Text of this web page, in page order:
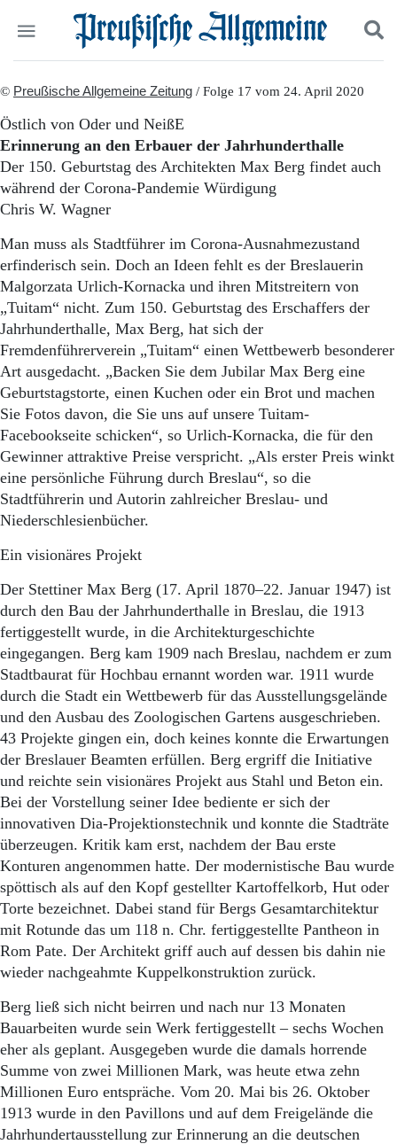
Start
Wer wir sind
Aktuelle Ausgabe
Abonnenten-Login
Abonnent werden
Abo Prämien
Archiv
Mediadaten
Politik
Wirtschaft
Panorama
Gesellschaft
Leben
Pommern
Berlin-Brandenburg
Schlesien
Danzig und Westpreußen
Bücher
Suchen und finden
© Preußische Allgemeine Zeitung / Folge 17 vom 24. April 2020
Östlich von Oder und NeißE
Erinnerung an den Erbauer der Jahrhunderthalle
Der 150. Geburtstag des Architekten Max Berg findet auch
während der Corona-Pandemie Würdigung
Chris W. Wagner
Man muss als Stadtführer im Corona-Ausnahmezustand
erfinderisch sein. Doch an Ideen fehlt es der Breslauerin
Malgorzata Urlich-Kornacka und ihren Mitstreitern von
„Tuitam“ nicht. Zum 150. Geburtstag des Erschaffers der
Jahrhunderthalle, Max Berg, hat sich der
Fremdenführerverein „Tuitam“ einen Wettbewerb besonderer
Art ausgedacht. „Backen Sie dem Jubilar Max Berg eine
Geburtstagstorte, einen Kuchen oder ein Brot und machen
Sie Fotos davon, die Sie uns auf unsere Tuitam-
Facebookseite schicken“, so Urlich-Kornacka, die für den
Gewinner attraktive Preise verspricht. „Als erster Preis winkt
eine persönliche Führung durch Breslau“, so die
Stadtführerin und Autorin zahlreicher Breslau- und
Niederschlesienbücher.
Ein visionäres Projekt
Der Stettiner Max Berg (17. April 1870–22. Januar 1947) ist
durch den Bau der Jahrhunderthalle in Breslau, die 1913
fertiggestellt wurde, in die Architekturgeschichte
eingegangen. Berg kam 1909 nach Breslau, nachdem er zum
Stadtbaurat für Hochbau ernannt worden war. 1911 wurde
durch die Stadt ein Wettbewerb für das Ausstellungsgelände
und den Ausbau des Zoologischen Gartens ausgeschrieben.
43 Projekte gingen ein, doch keines konnte die Erwartungen
der Breslauer Beamten erfüllen. Berg ergriff die Initiative
und reichte sein visionäres Projekt aus Stahl und Beton ein.
Bei der Vorstellung seiner Idee bediente er sich der
innovativen Dia-Projektionstechnik und konnte die Stadträte
überzeugen. Kritik kam erst, nachdem der Bau erste
Konturen angenommen hatte. Der modernistische Bau wurde
spöttisch als auf den Kopf gestellter Kartoffelkorb, Hut oder
Torte bezeichnet. Dabei stand für Bergs Gesamtarchitektur
mit Rotunde das um 118 n. Chr. fertiggestellte Pantheon in
Rom Pate. Der Architekt griff auch auf dessen bis dahin nie
wieder nachgeahmte Kuppelkonstruktion zurück.
Berg ließ sich nicht beirren und nach nur 13 Monaten
Bauarbeiten wurde sein Werk fertiggestellt – sechs Wochen
eher als geplant. Ausgegeben wurde die damals horrende
Summe von zwei Millionen Mark, was heute etwa zehn
Millionen Euro entspräche. Vom 20. Mai bis 26. Oktober
1913 wurde in den Pavillons und auf dem Freigelände die
Jahrhundertausstellung zur Erinnerung an die deutschen